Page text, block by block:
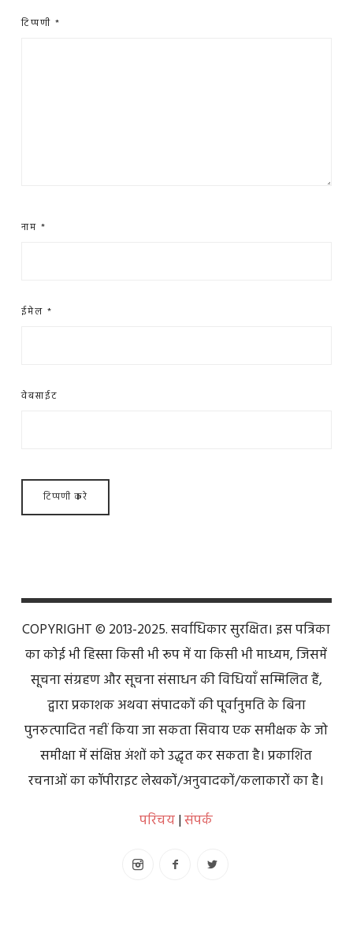
टिप्पणी *
नाम *
ईमेल *
वेबसाईट
COPYRIGHT © 2013-2025. सर्वाधिकार सुरक्षित। इस पत्रिका
का कोई भी हिस्सा किसी भी रूप में या किसी भी माध्यम, जिसमें
सूचना संग्रहण और सूचना संसाधन की विधियाँ सम्मिलित हैं,
द्वारा प्रकाशक अथवा संपादकों की पूर्वानुमति के बिना
पुनरुत्पादित नहीं किया जा सकता सिवाय एक समीक्षक के जो
समीक्षा में संक्षिप्त अंशों को उद्धृत कर सकता है। प्रकाशित
रचनाओं का कॉपीराइट लेखकों/अनुवादकों/कलाकारों का है।
परिचय|संपर्क